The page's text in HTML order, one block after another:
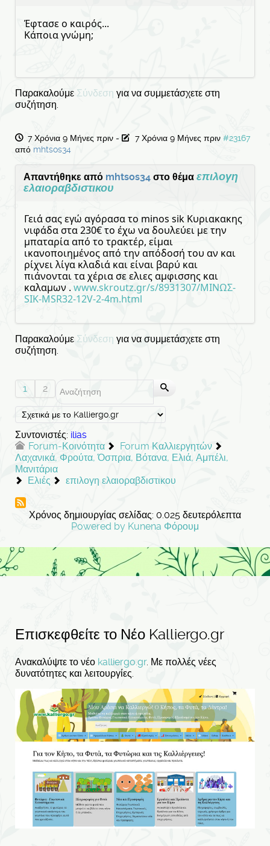
Έφτασε ο καιρός...
Κάποια γνώμη;
Παρακαλούμε Σύνδεση για να συμμετάσχετε στη
συζήτηση.
7 Χρόνια 9 Μήνες πριν - 7 Χρόνια 9 Μήνες πριν #23167
από mhtsos34
Απαντήθηκε από mhtsos34 στο θέμα επιλογη
ελαιοραβδιστικου
Γειά σας εγώ αγόρασα το minos sik Κυριακακης
νιφάδα στα 230€ το έχω να δουλεύει με την
μπαταρία από το τρακτέρ, είμαι
ικανοποιημένος από την απόδοσή του αν και
ρίχνει λίγα κλαδιά και είναι βαρύ και
πιάνονται τα χέρια σε ελιες αμφισσης και
καλαμων . www.skroutz.gr/s/8931307/ΜΙΝΩΣ-
SIK-ΜSR32-12V-2-4m.html
Παρακαλούμε Σύνδεση για να συμμετάσχετε στη
συζήτηση.
1 2
Συντονιστές: ilias
Forum-Κοινότητα
Forum Καλλιεργητών
Λαχανικά, Φρούτα, Όσπρια, Βότανα, Ελιά, Αμπέλι,
Μανιτάρια
Ελιές
επιλογη ελαιοραβδιστικου
Χρόνος δημιουργίας σελίδας: 0.025 δευτερόλεπτα
Powered by Kunena Φόρουμ
Επισκεφθείτε το Νέο Kalliergo.gr
Ανακαλύψτε το νέο kalliergo.gr. Με πολλές νέες
δυνατότητες και λειτουργίες.